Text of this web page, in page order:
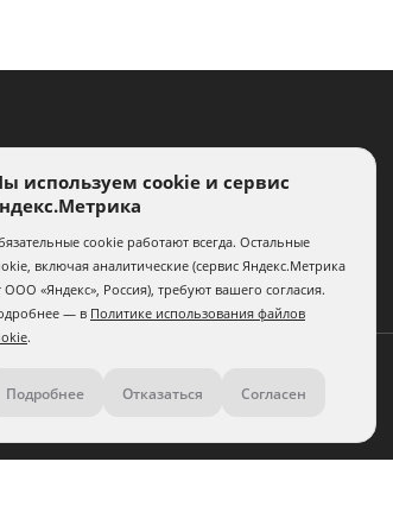
на QR-
используем cookie и сервис
cookie работают всегда. Остальные
включая аналитические (сервис Яндекс.Метрика
ООО «Яндекс», Россия), требуют вашего согласия.
— в Политике использования файлов
.
Подробнее Отказаться Согласен